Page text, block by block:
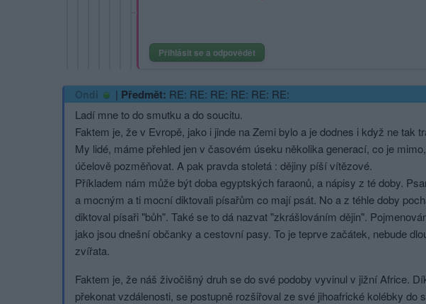
Přihlásit se a odpovědět
Ondi | Předmět: RE: RE: RE: RE: RE: RE:
Ladí mne to do smutku a do soucitu.
Faktem je, že v Evropě, jako i jinde na Zemi bylo a je dodnes i když ne tak
My lidé, máme přehled jen v časovém úseku několika generací, co je
účelově pozměňovat. A pak pravda stoletá : dějiny píší vítězové.
Příkladem nám může být doba egyptských faraonů, a nápisy z té doby.
a mocným a ti mocní diktovali písařům co mají psát. No a z téhle doby
diktoval písaři "bůh". Také se to dá nazvat "zkrášlováním dějin".
jako jsou dnešní občanky a cestovní pasy. To je teprve začátek, nebude
zvířata.
Faktem je, že náš živočišný druh se do své podoby vyvinul v jižní Africe.
překonat vzdálenosti, se postupně rozšiřoval ze své jihoafrické kolébky do